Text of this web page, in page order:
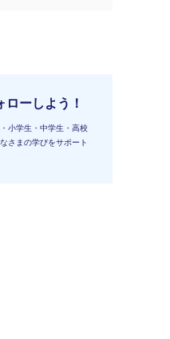
ーしよう！
小学生・中学生・高校
さまの学びをサポート